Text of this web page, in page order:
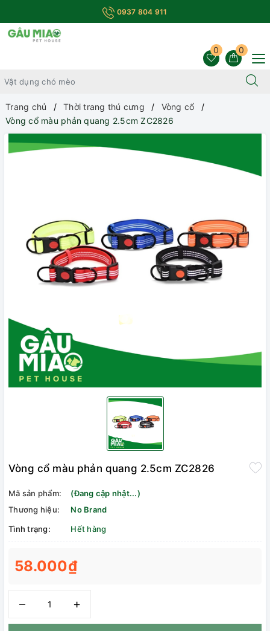
0937 804 911
0
0
Trang chủ Thời trang thú cưng
Vòng cổ
Vòng cổ màu phản quang 2.5cm ZC2826
Vòng cổ màu phản quang 2.5cm ZC2826
Mã sản phẩm:
(Đang cập nhật...)
Thương hiệu:
No Brand
Tình trạng:
Hết hàng
58.000₫
– +